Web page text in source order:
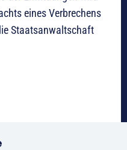
eines Verbrechens
Staatsanwaltschaft